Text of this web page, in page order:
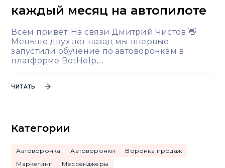
каждый месяц на автопилоте
Всем привет! На связи Дмитрий Чистов 👋
Меньше двух лет назад мы впервые
запустили обучение по автоворонкам в
платформе BotHelp,…
ЧИТАТЬ
Категории
Автоворонка Автоворонки
Воронка продаж
Маркетинг
Мессенджеры